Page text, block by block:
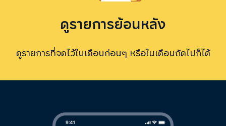
ดูรายการย้อนหลัง
ดูรายการที่จดไว้ในเดือนก่อนๆ หรือในเดือนถัดไปก็ได้